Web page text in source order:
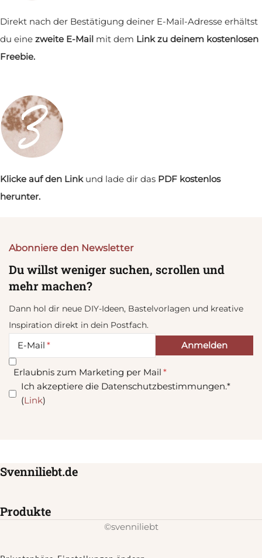
Direkt nach der Bestätigung deiner E-Mail-Adresse erhältst
du eine zweite E-Mail mit dem Link zu deinem kostenlosen
Freebie.
Klicke auf den Linkund lade dir das PDF kostenlos
herunter.
Abonniere den Newsletter
Du willst weniger suchen, scrollen und
mehr machen?
Dann hol dir neue DIY-Ideen, Bastelvorlagen und kreative
Inspiration direkt in dein Postfach.
E-Mail
Erlaubnis zum Marketing per Mail
Ich akzeptiere die Datenschutzbestimmungen.*
(Link)
Svenniliebt.de
Produkte
©svenniliebt